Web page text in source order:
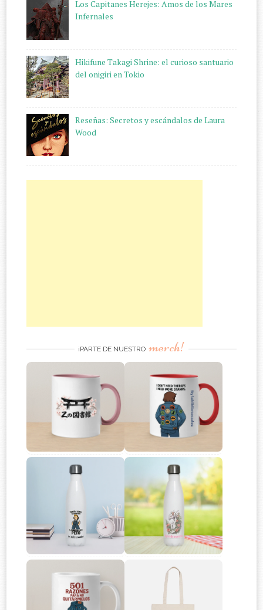
Los Capitanes Herejes: Amos de los Mares
Infernales
Hikifune Takagi Shrine: el curioso santuario
del onigiri en Tokio
Reseñas: Secretos y escándalos de Laura
Wood
¡PARTE DE NUESTRO merch!